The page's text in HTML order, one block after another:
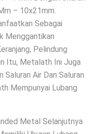
– 10x21mm.
Sebagai
Menggantikan
Pelindung
Itu, Metalath Ini Juga
Saluran Air Dan Saluran
Mempunyai Lubang
Metal Selanjutnya